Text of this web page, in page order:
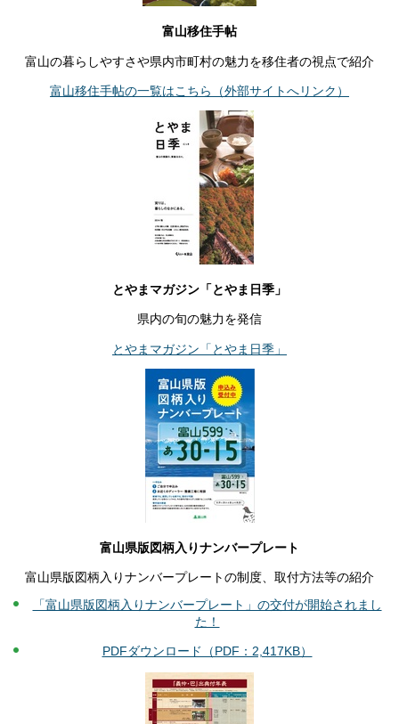
富山移住手帖
富山の暮らしやすさや県内市町村の魅力を移住者の視点で紹介
富山移住手帖の一覧はこちら（外部サイトへリンク）
とやまマガジン「とやま日季」
県内の旬の魅力を発信
とやまマガジン「とやま日季」
富山県版図柄入りナンバープレート
富山県版図柄入りナンバープレートの制度、取付方法等の紹介
「富山県版図柄入りナンバープレート」の交付が開始されまし
た！
PDFダウンロード（PDF：2,417KB）